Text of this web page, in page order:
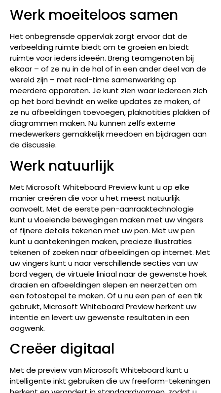
Werk moeiteloos samen
Het onbegrensde oppervlak zorgt ervoor dat de
verbeelding ruimte biedt om te groeien en biedt
ruimte voor ieders ideeën. Breng teamgenoten bij
elkaar – of ze nu in de hal of in een ander deel van de
wereld zijn – met real-time samenwerking op
meerdere apparaten. Je kunt zien waar iedereen zich
op het bord bevindt en welke updates ze maken, of
ze nu afbeeldingen toevoegen, plaknotities plakken of
diagrammen maken. Nu kunnen zelfs externe
medewerkers gemakkelijk meedoen en bijdragen aan
de discussie.
Werk natuurlijk
Met Microsoft Whiteboard Preview kunt u op elke
manier creëren die voor u het meest natuurlijk
aanvoelt. Met de eerste pen-aanraaktechnologie
kunt u vloeiende bewegingen maken met uw vingers
of fijnere details tekenen met uw pen. Met uw pen
kunt u aantekeningen maken, precieze illustraties
tekenen of zoeken naar afbeeldingen op internet. Met
uw vingers kunt u naar verschillende secties van uw
bord vegen, de virtuele liniaal naar de gewenste hoek
draaien en afbeeldingen slepen en neerzetten om
een fotostapel te maken. Of u nu een pen of een tik
gebruikt, Microsoft Whiteboard Preview herkent uw
intentie en levert uw gewenste resultaten in een
oogwenk.
Creëer digitaal
Met de preview van Microsoft Whiteboard kunt u
intelligente inkt gebruiken die uw freeform-tekeningen